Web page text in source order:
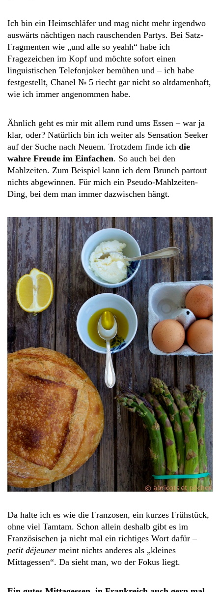
Ich bin ein Heimschläfer und mag nicht mehr irgendwo
auswärts nächtigen nach rauschenden Partys. Bei Satz-
Fragmenten wie „und alle so yeahh“ habe ich
Fragezeichen im Kopf und möchte sofort einen
linguistischen Telefonjoker bemühen und – ich habe
festgestellt, Chanel № 5 riecht gar nicht so altdamenhaft,
wie ich immer angenommen habe.
Ähnlich geht es mir mit allem rund ums Essen – war ja
klar, oder? Natürlich bin ich weiter als Sensation Seeker
auf der Suche nach Neuem. Trotzdem finde ich die
wahre Freude im Einfachen. So auch bei den
Mahlzeiten. Zum Beispiel kann ich dem Brunch partout
nichts abgewinnen. Für mich ein Pseudo-Mahlzeiten-
Ding, bei dem man immer dazwischen hängt.
Da halte ich es wie die Franzosen, ein kurzes Frühstück,
ohne viel Tamtam. Schon allein deshalb gibt es im
Französischen ja nicht mal ein richtiges Wort dafür –
petit déjeuner meint nichts anderes als „kleines
Mittagessen“. Da sieht man, wo der Fokus liegt.